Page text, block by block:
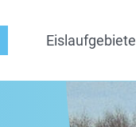
Eislaufgebiete